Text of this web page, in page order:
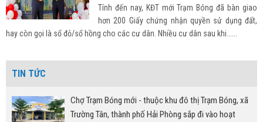
Tính đến nay, KĐT mới Trạm Bóng đã bàn giao
hơn 200 Giấy chứng nhận quyền sử dụng đất,
hay còn gọi là sổ đỏ/sổ hồng cho các cư dân. Nhiều cư dân sau khi......
TIN TỨC
Chợ Trạm Bóng mới - thuộc khu đô thị Trạm Bóng, xã
Trường Tân, thành phố Hải Phòng sắp đi vào hoạt